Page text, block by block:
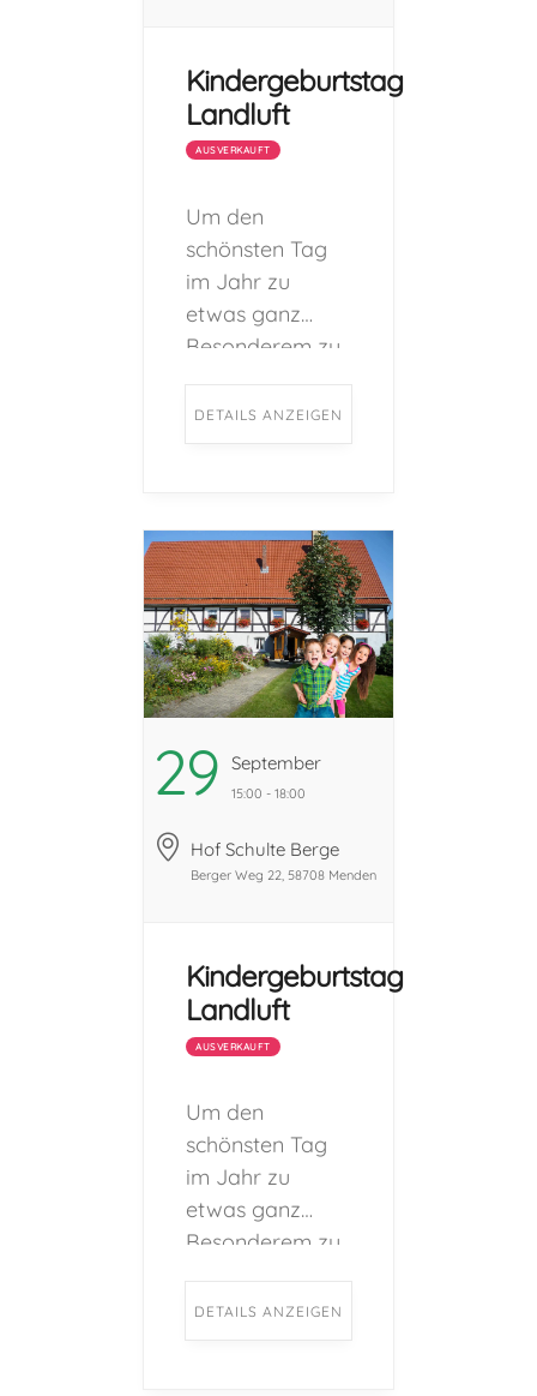
Kindergeburtstag
Landluft
AUSVERKAUFT
Um den
schönsten Tag
im Jahr zu
etwas ganz
Besonderem zu
der Hof Schulte-
Programme für
Kinder im Alter
von 5-12 Jahren
an. ...
DETAILS ANZEIGEN
29 September
15:00 - 18:00
Hof Schulte Berge
Berger Weg 22, 58708 Menden
Kindergeburtstag
Landluft
AUSVERKAUFT
Um den
schönsten Tag
im Jahr zu
etwas ganz
Besonderem zu
der Hof Schulte-
DETAILS ANZEIGEN